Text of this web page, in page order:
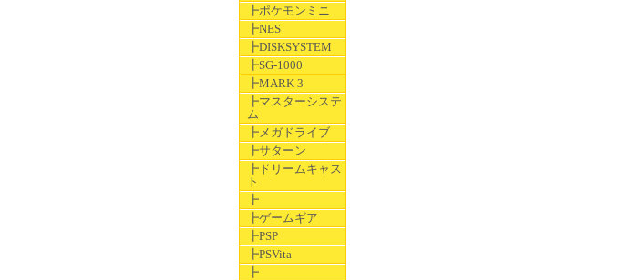
┣ポケモンミニ
┣NES
┣DISKSYSTEM
┣SG-1000
┣MARK 3
┣マスターシステ
ム
┣メガドライブ
┣サターン
┣ドリームキャス
ト
┣
┣ゲームギア
┣PSP
┣PSVita
┣